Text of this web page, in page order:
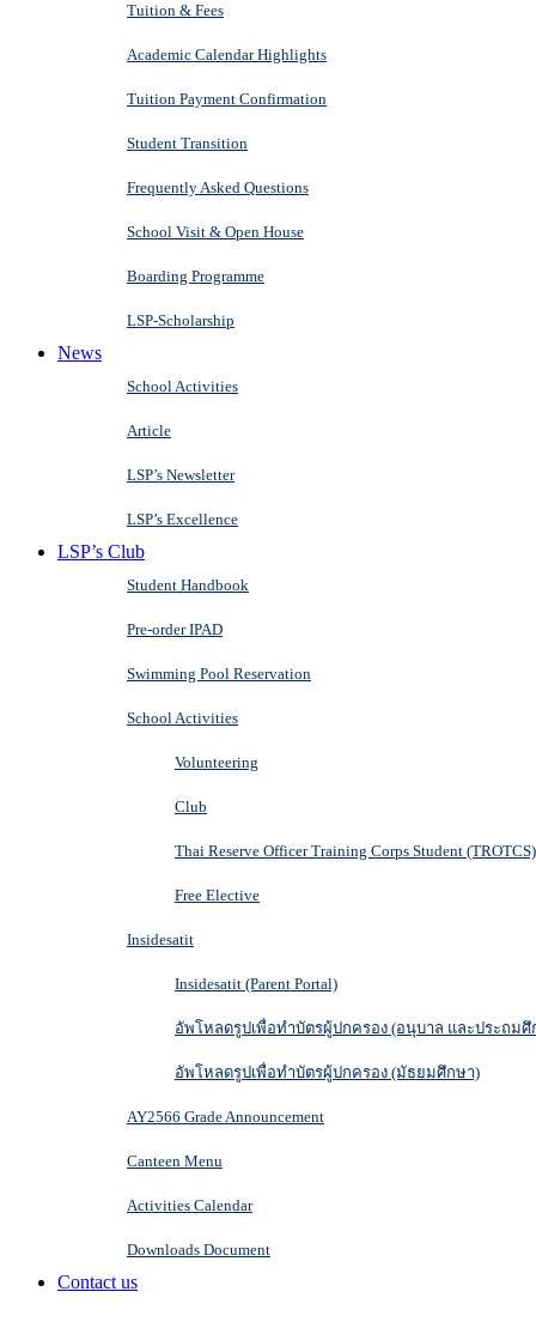
Tuition & Fees
Academic Calendar Highlights
Tuition Payment Confirmation
Student Transition
Frequently Asked Questions
School Visit & Open House
Boarding Programme
LSP-Scholarship
News
School Activities
Article
LSP’s Newsletter
LSP’s Excellence
LSP’s Club
Student Handbook
Pre-order IPAD
Swimming Pool Reservation
School Activities
Volunteering
Club
Thai Reserve Officer Training Corps Student (TROTCS)
Free Elective
Insidesatit
Insidesatit (Parent Portal)
อัพโหลดรูปเพื่อทำบัตรผู้ปกครอง (อนุบาล และประถมศึ
อัพโหลดรูปเพื่อทำบัตรผู้ปกครอง (มัธยมศึกษา)
AY2566 Grade Announcement
Canteen Menu
Activities Calendar
Downloads Document
Contact us